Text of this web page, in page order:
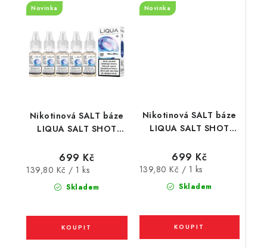
Nikotinová SALT báze
LIQUA SALT SHOT
/ 10mg
Novinka
Skladem
699 Kč
Měrná
139,80 Kč / 1 ks
Nikotinová SALT báze
LIQUA SALT SHOT
/ 15mg
Novinka
Skladem
699 Kč
Měrná
139,80 Kč / 1 ks